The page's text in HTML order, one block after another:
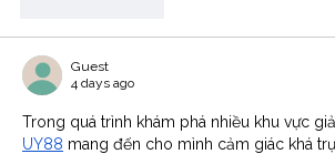
Guest
4 days ago
Trong quá trình khám phá nhiều khu vực
UY88 mang đến cho mình cảm giác khá